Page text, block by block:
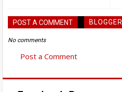
POST A COMMENT BLOGGER
No comments
Post a Comment